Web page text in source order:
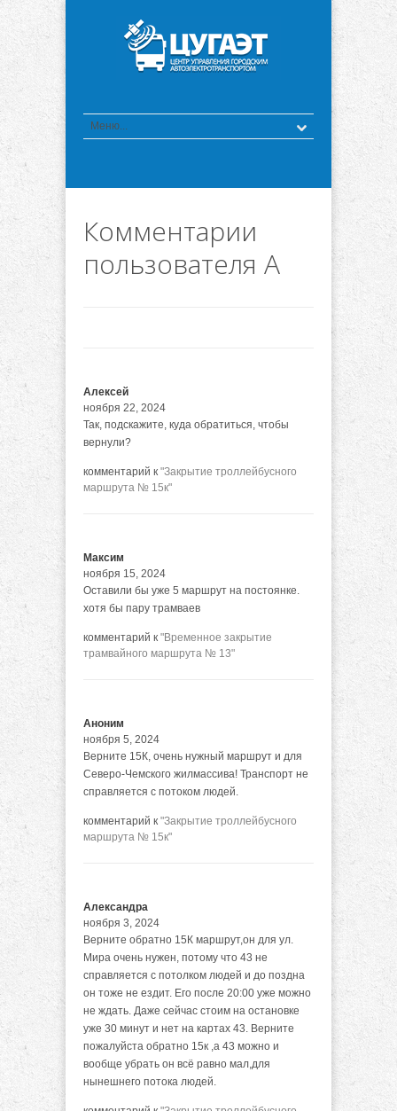
Комментарии
пользователя А
Алексей
ноября 22, 2024
Так, подскажите, куда обратиться, чтобы
вернули?
комментарий к "Закрытие троллейбусного
маршрута № 15к"
Максим
ноября 15, 2024
Оставили бы уже 5 маршрут на постоянке.
хотя бы пару трамваев
комментарий к "Временное закрытие
трамвайного маршрута № 13"
Аноним
ноября 5, 2024
Верните 15К, очень нужный маршрут и для
Северо-Чемского жилмассива! Транспорт не
справляется с потоком людей.
комментарий к "Закрытие троллейбусного
маршрута № 15к"
Александра
ноября 3, 2024
Верните обратно 15К маршрут,он для ул.
Мира очень нужен, потому что 43 не
справляется с потолком людей и до поздна
он тоже не ездит. Его после 20:00 уже можно
не ждать. Даже сейчас стоим на остановке
уже 30 минут и нет на картах 43. Верните
пожалуйста обратно 15к ,а 43 можно и
вообще убрать он всё равно мал,для
нынешнего потока людей.